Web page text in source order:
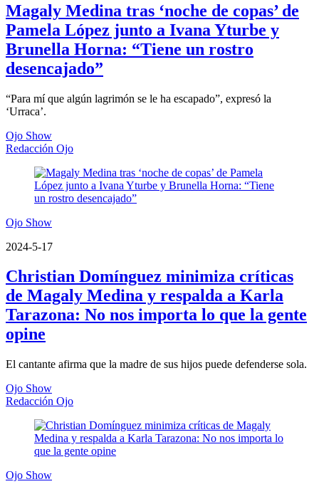
Magaly Medina tras ‘noche de copas’ de
Pamela López junto a Ivana Yturbe y
Brunella Horna: “Tiene un rostro
desencajado”
“Para mí que algún lagrimón se le ha escapado”, expresó la
‘Urraca’.
Ojo Show
Redacción Ojo
Ojo Show
2024-5-17
Christian Domínguez minimiza críticas
de Magaly Medina y respalda a Karla
Tarazona: No nos importa lo que la gente
opine
El cantante afirma que la madre de sus hijos puede defenderse sola.
Ojo Show
Redacción Ojo
Ojo Show